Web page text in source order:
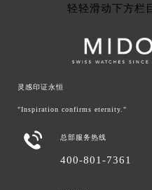
轻轻滑动下方栏
灵感印证永恒
"Inspiration confirms eternity."
 总部服务热线
400-801-7361